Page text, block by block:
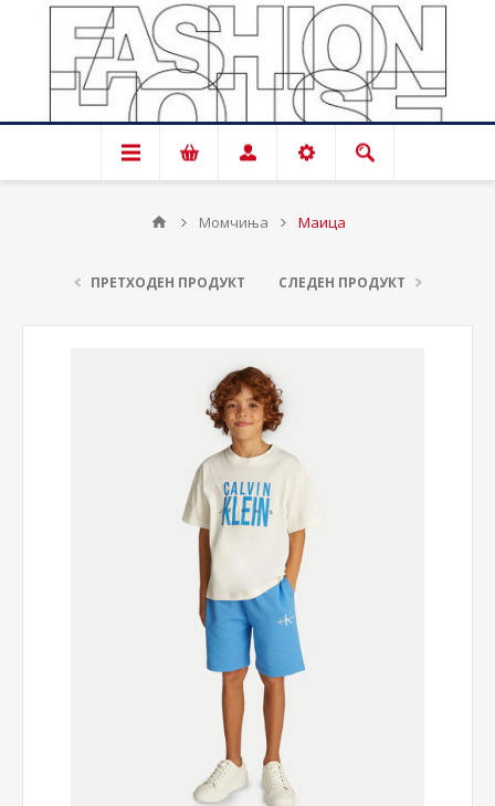
Момчиња Маица
ПРЕТХОДЕН ПРОДУКТ СЛЕДЕН ПРОДУКТ